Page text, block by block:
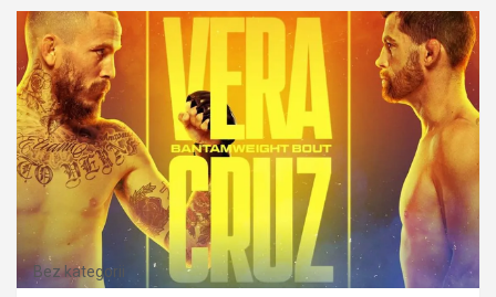
Bez kategorii